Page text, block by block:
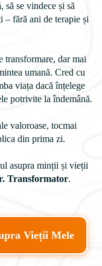
să se vindece și să
fără ani de terapie și
transformare, dar mai
umană. Cred cu
viața dacă înțelege
potrivite la îndemână.
valoroase, tocmai
asupra minții și vieții
Transformator.
Vieții Mele